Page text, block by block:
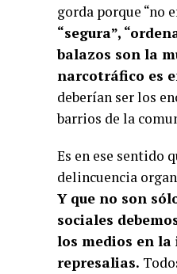
gorda porque “no
“segura”,
balazos son la
narcotráfico es
deberían ser los
barrios de la
Es en ese sentido
delincuencia
Y que no son
sociales
los medios en
represalias.